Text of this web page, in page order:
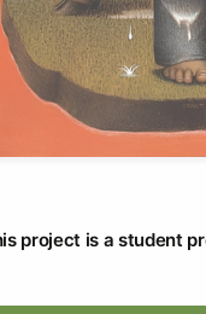
project is a student